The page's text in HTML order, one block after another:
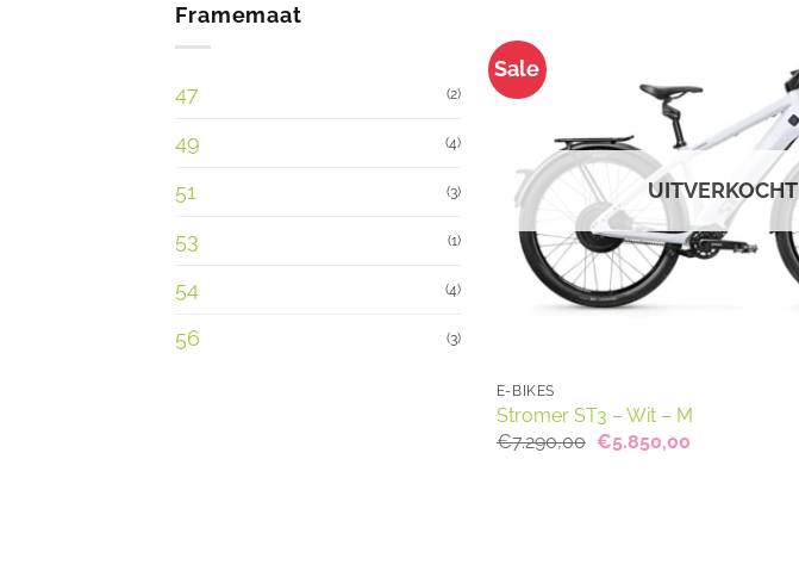
Framemaat
47 (2)
49 (4)
51 (3)
53 (1)
54 (4)
56 (3)
Sale
UITVERKOCHT
E-BIKES
Stromer ST3 – Wit – M
€7.290,00 Oorspronkelijke
prijs
€5.850,00Huidige